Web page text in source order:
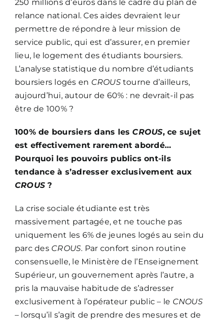
250 millions d’euros dans le cadre du plan de
relance national. Ces aides devraient leur
permettre de répondre à leur mission de
service public, qui est d’assurer, en premier
lieu, le logement des étudiants boursiers.
L’analyse statistique du nombre d’étudiants
boursiers logés en CROUStourne d’ailleurs,
aujourd’hui, autour de 60% : ne devrait-il pas
être de 100% ?
100% de boursiers dans lesCROUS, ce sujet
est effectivement rarement abordé…
Pourquoi les pouvoirs publics ont-ils
tendance à s’adresser exclusivement aux
CROUS?
La crise sociale étudiante est très
massivement partagée, et ne touche pas
uniquement les 6% de jeunes logés au sein du
parc des CROUS. Par confort sinon routine
consensuelle, le Ministère de l’Enseignement
Supérieur, un gouvernement après l’autre, a
pris la mauvaise habitude de s’adresser
exclusivement à l’opérateur public – le CNOUS
– lorsqu’il s’agit de prendre des mesures et de